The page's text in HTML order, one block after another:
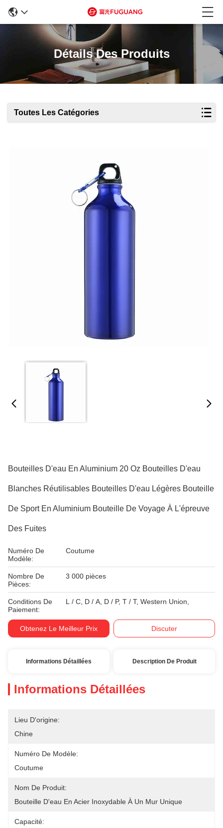
Détails Des Produits
Toutes Les Catégories
Bouteilles D'eau En Aluminium 20 Oz Bouteilles D'eau
Blanches Réutilisables Bouteilles D'eau Légères Bouteille
De Sport En Aluminium Bouteille De Voyage À L'épreuve
Des Fuites
Numéro De
Modèle:
Coutume
Nombre De
Pièces:
3 000 pièces
Conditions De
Paiement:
L / C, D / A, D / P, T / T, Western Union,
Obtenez Le Meilleur Prix Discuter
Informations Détaillées Description De Produit
Informations Détaillées
Lieu D'origine:
Chine
Numéro De Modèle:
Coutume
Nom De Produit:
Bouteille D'eau En Acier Inoxydable À Un Mur Unique
Capacité: